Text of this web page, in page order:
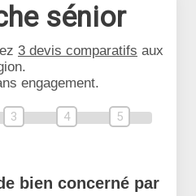
sénior
3 devis comparatifs aux
engagement.
3 4 5
bien concerné par